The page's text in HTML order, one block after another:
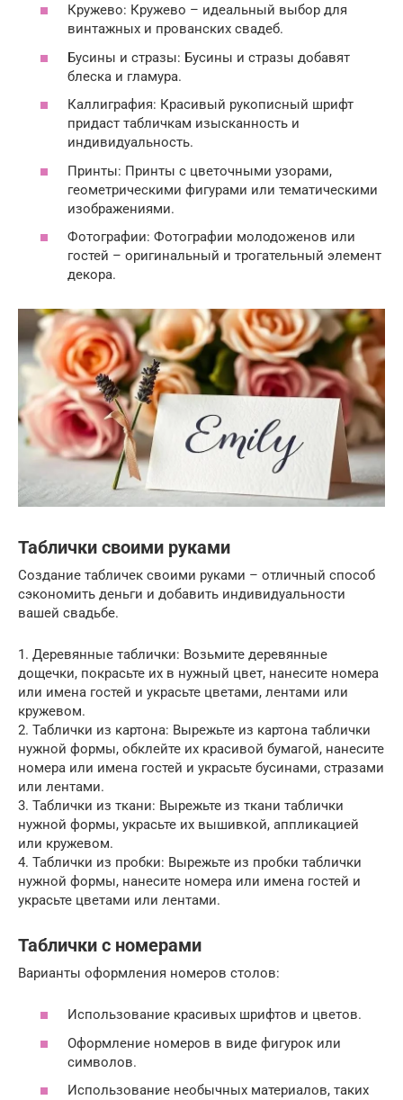
Кружево: Кружево – идеальный выбор для
винтажных и прованских свадеб.
Бусины и стразы: Бусины и стразы добавят
блеска и гламура.
Каллиграфия: Красивый рукописный шрифт
придаст табличкам изысканность и
индивидуальность.
Принты: Принты с цветочными узорами,
геометрическими фигурами или тематическими
изображениями.
Фотографии: Фотографии молодоженов или
гостей – оригинальный и трогательный элемент
декора.
Таблички своими руками
Создание табличек своими руками – отличный способ
сэкономить деньги и добавить индивидуальности
вашей свадьбе.
1. Деревянные таблички: Возьмите деревянные
дощечки, покрасьте их в нужный цвет, нанесите номера
или имена гостей и украсьте цветами, лентами или
кружевом.
2. Таблички из картона: Вырежьте из картона таблички
нужной формы, обклейте их красивой бумагой, нанесите
номера или имена гостей и украсьте бусинами, стразами
или лентами.
3. Таблички из ткани: Вырежьте из ткани таблички
нужной формы, украсьте их вышивкой, аппликацией
или кружевом.
4. Таблички из пробки: Вырежьте из пробки таблички
нужной формы, нанесите номера или имена гостей и
украсьте цветами или лентами.
Таблички с номерами
Варианты оформления номеров столов:
Использование красивых шрифтов и цветов.
Оформление номеров в виде фигурок или
символов.
Использование необычных материалов, таких